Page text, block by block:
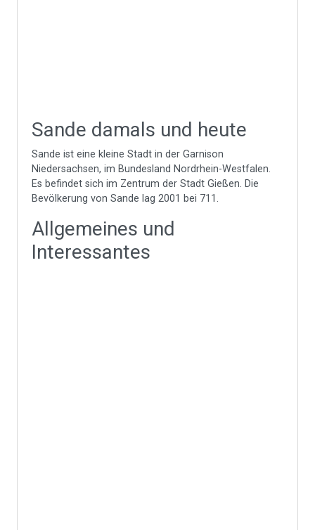
Sande damals und heute
Sande ist eine kleine Stadt in der Garnison
Niedersachsen, im Bundesland Nordrhein-Westfalen.
Es befindet sich im Zentrum der Stadt Gießen. Die
Bevölkerung von Sande lag 2001 bei 711.
Allgemeines und
Interessantes